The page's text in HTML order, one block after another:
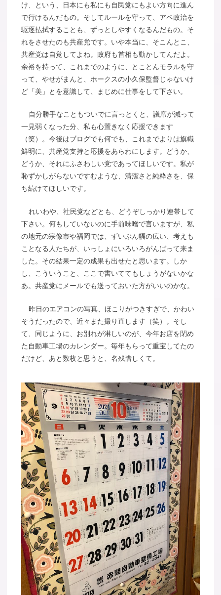
け、という、日本にも私にも自民党にもよい方向に進ん
で行けるんだもの。そしてルールを守って、アベ政治を
駆逐払拭することも、ずっとしやすくなるんだもの。そ
れをさせたのも共産党です。いや本当に、そこんとこ、
共産党は自覚してよね。政府も首相も動かしてんだよ。
余裕を持って、これまでのように、とことんモラルを守
って、やせがまんと、ホークスの小久保監督じゃないけ
ど「美」とを意識して、まじめに仕事をして下さい。
自分勝手なこともついでに言っとくと、議席が減って
一見弱くなった分、私も心置きなく応援できます
（笑）。今後はブログでも何でも、これまでよりは旗幟
鮮明に、共産党支持と応援をあらわにします。どうか、
どうか、それにふさわしい党であってほしいです。私が
恥ずかしがらないですむような、清潔さと純粋さを、保
ち続けてほしいです。
れいわや、社民党などとも、どうぞしっかり連帯して
下さい。何もしていないのに手前味噌で言いますが、私
の地元の宗像市や福岡では、ずいぶん幅の広い、考えも
ことなる人たちが、いっしょにいろいろがんばって来ま
した。その結果一定の成果も出せたと思います。しか
し、こういうこと、ここで書いててもしょうがないかな
あ。共産党にメールでも送っておいた方がいいのかな。
昨日のエアコンの写真、ほこりがつきすぎで、かわい
そうだったので、近々また撮り直します（笑）。そし
て、同じように、お別れが淋しいのが、今年お店を閉め
た自動車工場のカレンダー。毎年もらって重宝してたの
だけど、あと数枚と思うと、名残惜しくて。